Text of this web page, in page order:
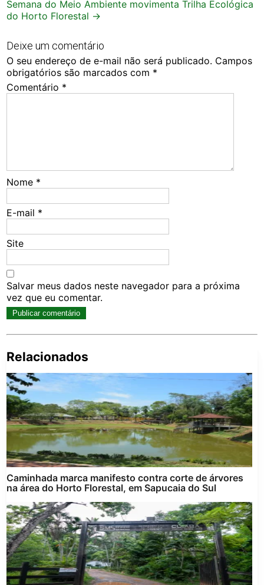
Semana do Meio Ambiente movimenta Trilha Ecológica
do Horto Florestal →
Deixe um comentário
O seu endereço de e-mail não será publicado. Campos
obrigatórios são marcados com *
Comentário *
Nome *
E-mail *
Site
Salvar meus dados neste navegador para a próxima
vez que eu comentar.
Relacionados
Caminhada marca manifesto contra corte de árvores
na área do Horto Florestal, em Sapucaia do Sul